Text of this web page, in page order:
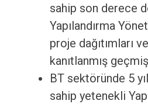
sahip son derece
Yapılandırma
proje dağıtımları
kanıtlanmış
BT sektöründe 5
sahip yetenekli